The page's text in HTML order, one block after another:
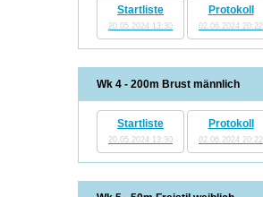
Startliste
20.05.2024 13:30
Protokoll
02.06.2024 20:22
Wk 4 - 200m Brust männlich
Startliste
20.05.2024 13:30
Protokoll
02.06.2024 20:22